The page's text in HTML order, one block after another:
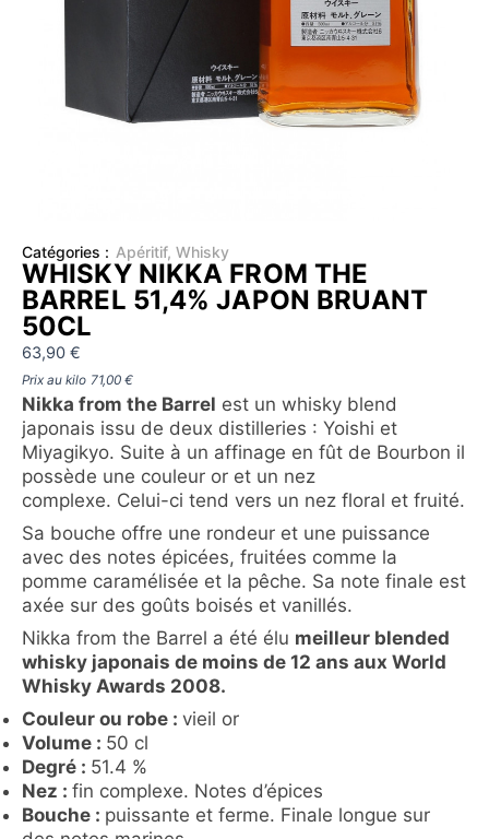
Catégories : Apéritif, Whisky
WHISKY NIKKA FROM THE
BARREL 51,4% JAPON BRUANT
50CL
63,90 €
Prix au kilo 71,00 €
Nikka from the Barrel est un whisky blend
japonais issu de deux distilleries : Yoishi et
Miyagikyo. Suite à un affinage en fût de Bourbon il
possède une couleur or et un nez
complexe. Celui-ci tend vers un nez floral et fruité.
Sa bouche offre une rondeur et une puissance
avec des notes épicées, fruitées comme la
pomme caramélisée et la pêche. Sa note finale est
axée sur des goûts boisés et vanillés.
Nikka from the Barrel a été élu meilleur blended
whisky japonais de moins de 12 ans aux World
Whisky Awards 2008.
Couleur ou robe : vieil or
Volume : 50 cl
Degré : 51.4 %
Nez : fin complexe. Notes d’épices
Bouche : puissante et ferme. Finale longue sur